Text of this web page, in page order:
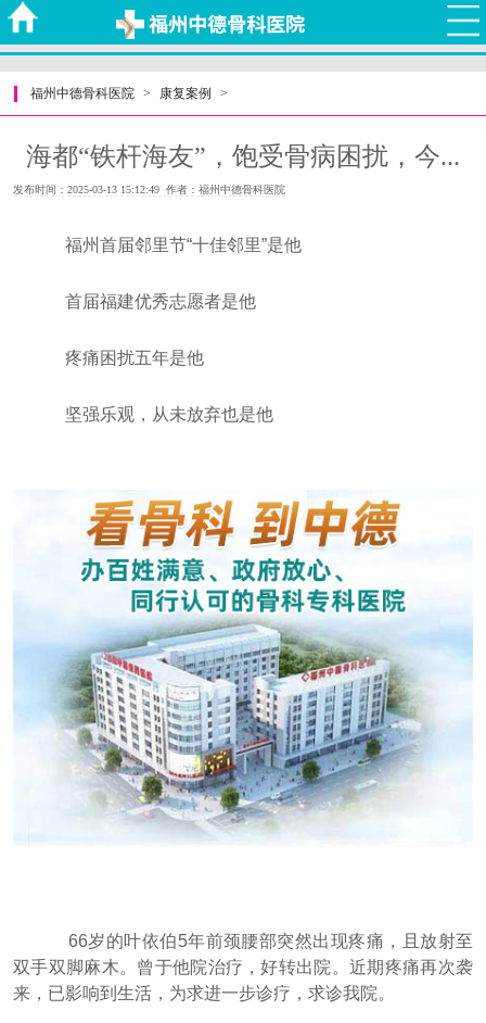
福州中德骨科医院 > 康复案例 >
海都“铁杆海友”，饱受骨病困扰，今...
发布时间：2025-03-13 15:12:49 作者：福州中德骨科医院
福州首届邻里节“十佳邻里”是他
首届福建优秀志愿者是他
疼痛困扰五年是他
坚强乐观，从未放弃也是他
66岁的叶依伯5年前颈腰部突然出现疼痛，且放射至
双手双脚麻木。曾于他院治疗，好转出院。近期疼痛再次袭
来，已影响到生活，为求进一步诊疗，求诊我院。